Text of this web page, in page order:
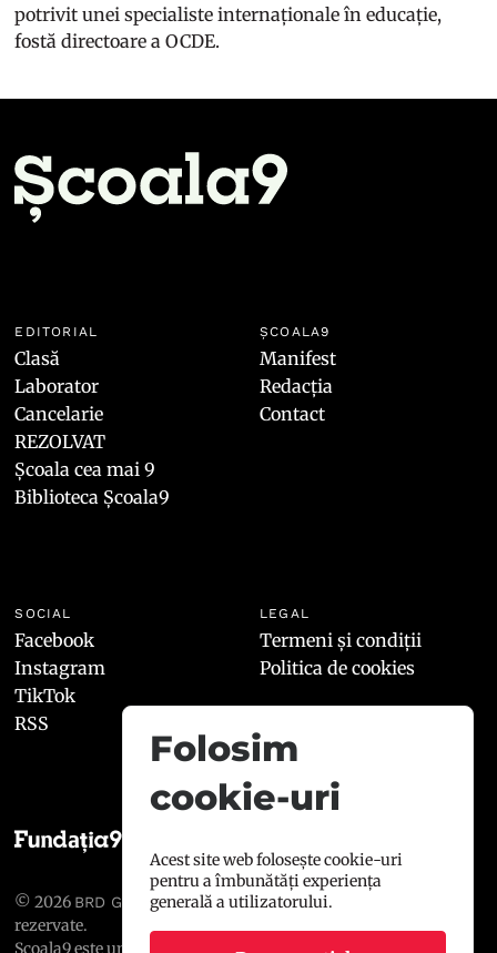
potrivit unei specialiste internaționale în educație,
fostă directoare a OCDE.
EDITORIAL
Clasă
Laborator
Cancelarie
REZOLVAT
Școala cea mai 9
Biblioteca Școala9
ȘCOALA9
Manifest
Redacția
Contact
SOCIAL
Facebook
Instagram
TikTok
RSS
LEGAL
Termeni și condiții
Politica de cookies
© 2026 BRD GROUPE SOCIÉTÉ GÉNÉRALE
rezervate.
Școala9 este un proiect susținut de
BRD GROUPE SOCIÉTÉ
Folosim
cookie-uri
Acest site web folosește cookie-uri
pentru a îmbunătăți experiența
generală a utilizatorului.